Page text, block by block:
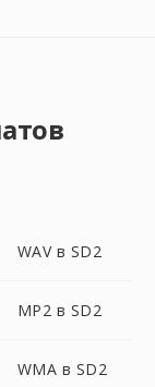
WAV в SD2
MP2 в SD2
WMA в SD2